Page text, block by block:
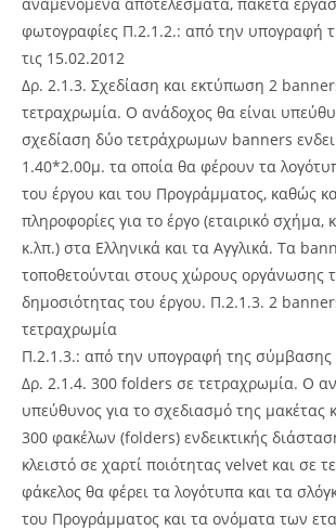
φωτογραφίες Π.2.1.2.: από την υπογραφή
τις 15.02.2012
Δρ. 2.1.3. Σχεδίαση και εκτύπωση 2
τετραχρωμία. Ο ανάδοχος θα είναι
σχεδίαση δύο τετράχρωμων banners
1.40*2.00μ. τα οποία θα φέρουν τα
του έργου και του Προγράμματος, καθώς
πληροφορίες για το έργο (εταιρικό σχήμα,
κ.λπ.) στα Ελληνικά και τα Αγγλικά. Τα
τοποθετούνται στους χώρους οργάνωσης
δημοσιότητας του έργου. Π.2.1.3. 2
τετραχρωμία
Π.2.1.3.: από την υπογραφή της σύμβασης
Δρ. 2.1.4. 300 folders σε τετραχρωμία. Ο
υπεύθυνος για το σχεδιασμό της μακέτας
300 φακέλων (folders) ενδεικτικής
κλειστό σε χαρτί ποιότητας velvet και σε
φάκελος θα φέρει τα λογότυπα και τα
του Προγράμματος και τα ονόματα των